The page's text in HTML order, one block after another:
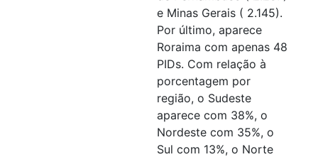
e Minas Gerais ( 2.145).
Por último, aparece
Roraima com apenas 48
PIDs. Com relação à
porcentagem por
região, o Sudeste
aparece com 38%, o
Nordeste com 35%, o
Sul com 13%, o Norte